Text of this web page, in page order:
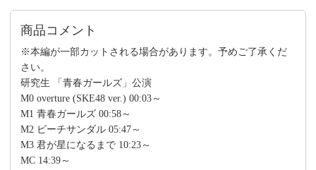
商品コメント
※本編が一部カットされる場合があります。予めご了承くだ
さい。
研究生 「青春ガールズ」公演
M0 overture (SKE48 ver.) 00:03～
M1 青春ガールズ 00:58～
M2 ビーチサンダル 05:47～
M3 君が星になるまで 10:23～
MC 14:39～